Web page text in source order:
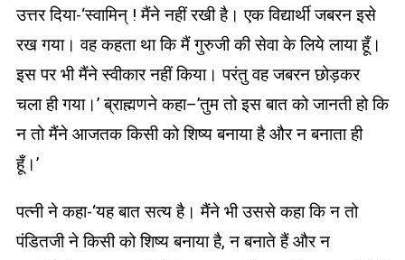
उत्तर दिया-‘स्वामिन् ! मैंने नहीं रखी है। एक विद्यार्थी जबरन इसे
रख गया। वह कहता था कि मैं गुरुजी की सेवा के लिये लाया हूँ।
इस पर भी मैंने स्वीकार नहीं किया। परंतु वह जबरन छोड़कर
चला ही गया।’ ब्राह्मणने कहा–’तुम तो इस बात को जानती हो कि
न तो मैंने आजतक किसी को शिष्य बनाया है और न बनाता ही
हूँ।’
पत्नी ने कहा-‘यह बात सत्य है। मैंने भी उससे कहा कि न तो
पंडितजी ने किसी को शिष्य बनाया है, न बनाते हैं और न